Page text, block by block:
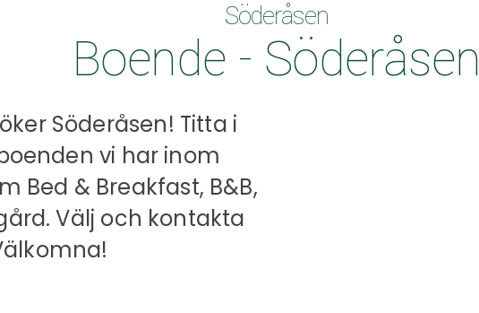
Söderåsen
Boende - Söderåsen
Söderåsen! Titta i
vi har inom
Bed & Breakfast, B&B,
Välj och kontakta